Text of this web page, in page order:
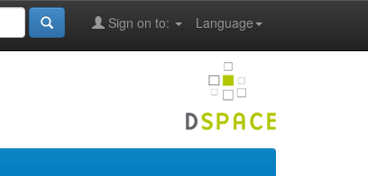
Language
Sign on to: